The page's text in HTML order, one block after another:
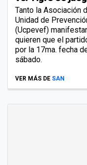
Tanto la Asociación
Unidad de
(Ucpevef)
quieren que el
por la 17ma. fecha
sábado.
VER MÁS DE SAN